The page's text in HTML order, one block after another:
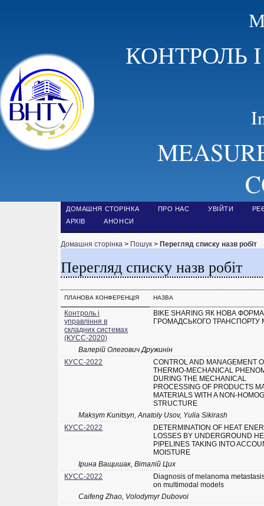
КОНТРОЛЬ
ДОМАШНЯ СТОРІНКА ПРО НАС УВІЙТИ
АРХІВ
АНОНСИ
Домашня сторінка > Пошук > Перегляд списку назв робіт
Перегляд списку назв робіт
ПЛАНОВА КОНФЕРЕНЦІЯ НАЗВА
Контроль і
управління в
складних системах
(КУСС-2020)
BIKE SHARING ЯК НОВА ФОРМА
ГРОМАДСЬКОГО ТРАНСПОРТУ
Валерій Олегович Дружинiн
КУСС-2022
CONTROL AND MANAGEMENT
THERMO-MECHANICAL
DURING THE MECHANICAL
PROCESSING OF PRODUCTS
MATERIALS WITH A NON-
STRUCTURE
Maksym Kunitsyn, Anatoly Usov, Yulia Sikirash
КУСС-2022
DETERMINATION OF HEAT
LOSSES BY UNDERGROUND
PIPELINES TAKING INTO
MOISTURE
Ірина Ващишак, Віталій Цих
КУСС-2022
Diagnosis of melanoma
on multimodal models
Caifeng Zhao, Volodymyr Dubovoi